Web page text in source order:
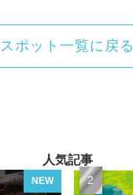
スポット一覧に戻る
人気記事
NEW